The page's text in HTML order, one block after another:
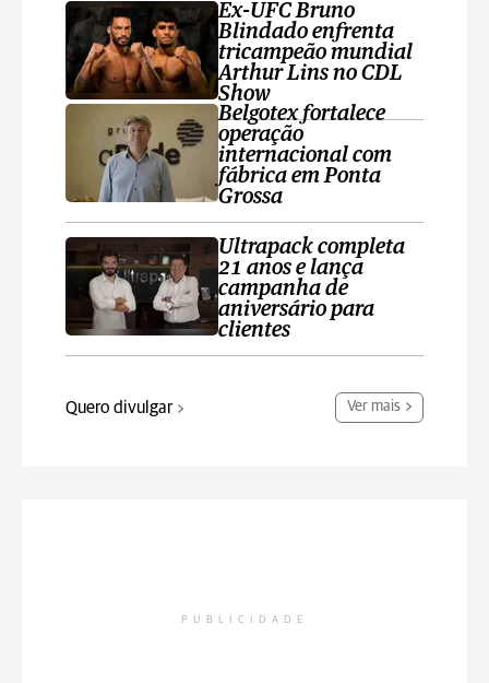
Ex-UFC Bruno
Blindado enfrenta
tricampeão mundial
Arthur Lins no CDL
Show
Belgotex fortalece
operação
internacional com
fábrica em Ponta
Grossa
Ultrapack completa
21 anos e lança
campanha de
aniversário para
clientes
Quero divulgar Ver mais
PUBLICIDADE